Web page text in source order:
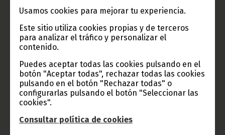
Usamos cookies para mejorar tu experiencia.
Este sitio utiliza cookies propias y de terceros
para analizar el tráfico y personalizar el
contenido.
Puedes aceptar todas las cookies pulsando en el
botón "Aceptar todas", rechazar todas las cookies
pulsando en el botón "Rechazar todas" o
configurarlas pulsando el botón "Seleccionar las
cookies".
Consultar política de cookies
TVGE
Radio Nacional de Guinea
Ecuatorial
Haz click aquí para escuchar ahora
CATEGORÍAS